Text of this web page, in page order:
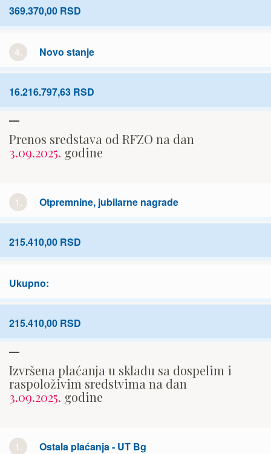
369.370,00 RSD
4. Novo stanje
16.216.797,63 RSD
Prenos sredstava od RFZO na dan
3.09.2025. godine
1. Otpremnine, jubilarne nagrade
215.410,00 RSD
Ukupno:
215.410,00 RSD
Izvršena plaćanja u skladu sa dospelim i
raspoloživim sredstvima na dan
3.09.2025. godine
1. Ostala plaćanja - UT Bg